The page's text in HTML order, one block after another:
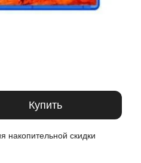
Купить
накопительной скидки